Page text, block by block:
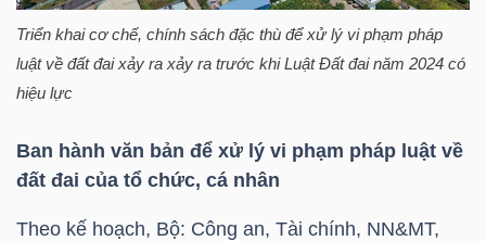
Triển khai cơ chế, chính sách đặc thù để xử lý vi phạm pháp
luật về đất đai xảy ra xảy ra trước khi Luật Đất đai năm 2024 có
hiệu lực
Ban hành văn bản để xử lý vi phạm pháp luật về
đất đai của tổ chức, cá nhân
Theo kế hoạch, Bộ: Công an, Tài chính, NN&MT,
GIỚI